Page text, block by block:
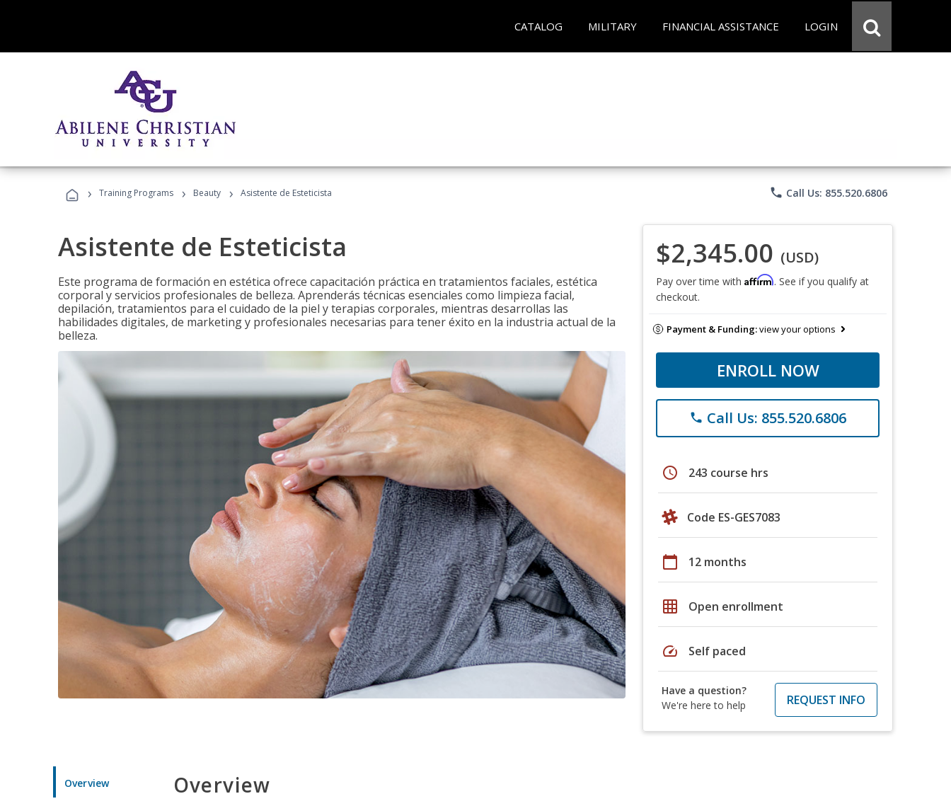
CATALOG MILITARY FINANCIAL ASSISTANCE LOGIN
› Training Programs › Beauty › Asistente de Esteticista phone Call Us: 855.520.6806
Asistente de Esteticista
Este programa de formación en estética ofrece capacitación práctica en tratamientos faciales, estética
corporal y servicios profesionales de belleza. Aprenderás técnicas esenciales como limpieza facial,
depilación, tratamientos para el cuidado de la piel y terapias corporales, mientras desarrollas las
habilidades digitales, de marketing y profesionales necesarias para tener éxito en la industria actual de la
belleza.
$2,345.00 (USD)
Pay over time with Affirm. See if you qualify at
checkout.
Payment & Funding:view your options
ENROLL NOW
phone Call Us: 855.520.6806
schedule 243 course hrs
Code ES-GES7083
calendar_today 12 months
grid_on Open enrollment
speed Self paced
Have a question?
We're here to help
REQUEST INFO
Overview Overview